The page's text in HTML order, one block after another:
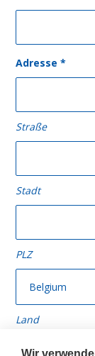
Adresse *
Straße
Stadt
PLZ
Land
Stellen Sie
Wir